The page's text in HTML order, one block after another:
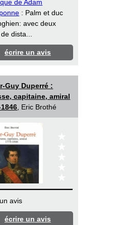
de Adam
: Palm et duc
avec deux
dista...
écrire un avis
Guy Duperré :
capitaine, amiral
, Eric Brothé
avis
écrire un avis